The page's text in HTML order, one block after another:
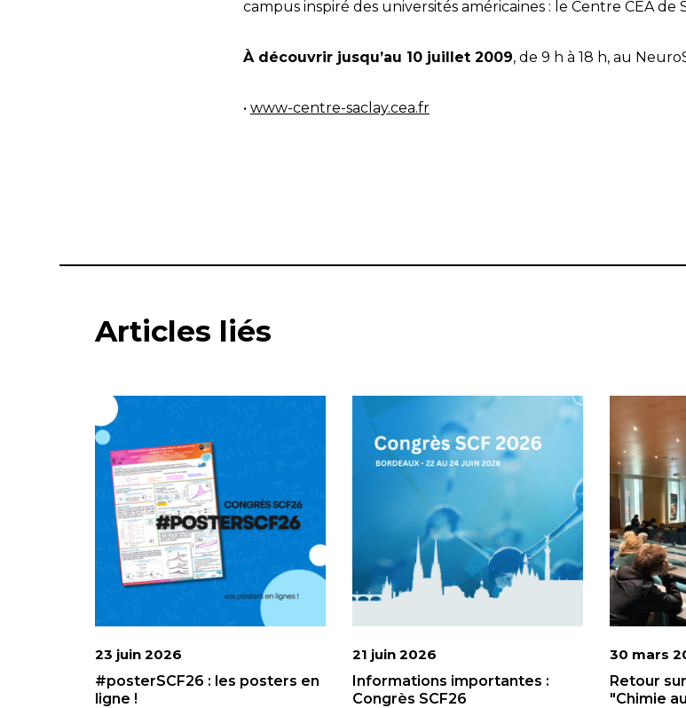
campus inspiré des universités américaines : le Centre CEA de
À découvrir jusqu’au 10 juillet 2009, de 9 h à 18 h, au
• www-centre-saclay.cea.fr
Articles liés
23 juin 2026
#posterSCF26 : les posters en
ligne !
21 juin 2026
Informations importantes :
Congrès SCF26
30 mars
Retour
"Chimie